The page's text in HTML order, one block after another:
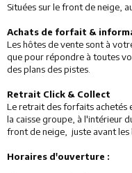
Situées sur le front de neige,
Achats de forfait &
Les hôtes de vente sont à
que pour répondre à toutes
des plans des pistes.
Retrait Click & Collect
Le retrait des forfaits achetés
la caisse groupe, à l'intérieur
front de neige, juste avant les
Horaires d'ouverture :